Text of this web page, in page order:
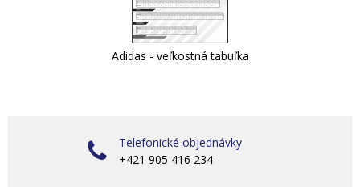
Adidas - veľkostná tabuľka
Telefonické objednávky
+421 905 416 234